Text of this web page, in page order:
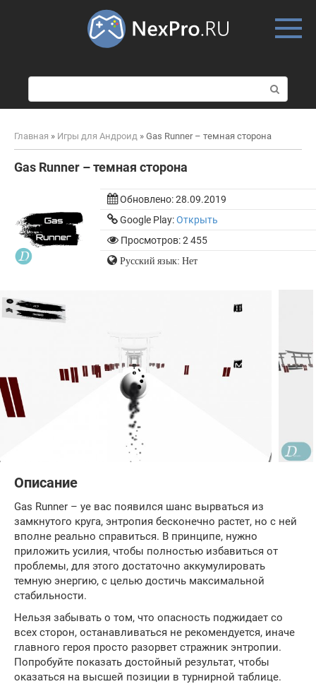
о
и
к
Главная » Игры для Андроид » Gas Runner – темная сторона
Gas Runner – темная сторона
Обновлено:28.09.2019
Google Play:Открыть
Просмотров: 2 455
Русский язык: Нет
Описание
Gas Runner – уe вас появился шанс вырваться из
замкнутого круга, энтропия бесконечно растет, но с ней
вполне реально справиться. В принципе, нужно
приложить усилия, чтобы полностью избавиться от
проблемы, для этого достаточно аккумулировать
темную энергию, с целью достичь максимальной
стабильности.
Нельзя забывать о том, что опасность поджидает со
всех сторон, останавливаться не рекомендуется, иначе
главного героя просто разорвет стражник энтропии.
Попробуйте показать достойный результат, чтобы
оказаться на высшей позиции в турнирной таблице.